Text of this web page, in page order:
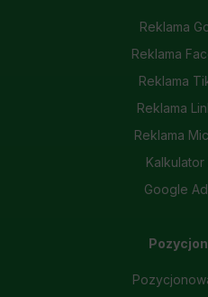
Reklama
Reklama
Reklama
Reklama
Reklama
Google